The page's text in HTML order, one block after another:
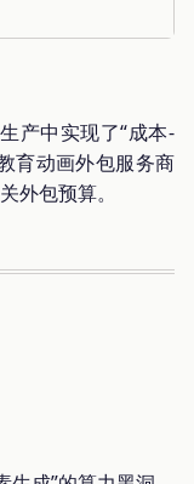
产中实现了“成本-
育动画外包服务商
外包预算。